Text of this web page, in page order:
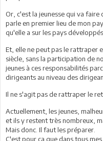
Or, c'est la jeunesse qui va
parle en premier lieu de mon
qu'elle a sur les pays développés.
Et, elle ne peut pas le rattraper
siècle, sans la participation de
jeunes à ces responsabilités
dirigeants au niveau des
Il ne s'agit pas de rattraper le
Actuellement, les jeunes,
et ils y restent très nombreux,
Mais donc. Il faut les préparer.
C'est pour ça que dans tous